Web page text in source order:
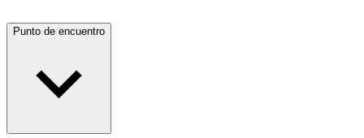
Punto de encuentro